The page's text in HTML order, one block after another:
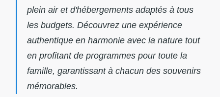
plein air et d'hébergements adaptés à tous
les budgets. Découvrez une expérience
authentique en harmonie avec la nature tout
en profitant de programmes pour toute la
famille, garantissant à chacun des souvenirs
mémorables.